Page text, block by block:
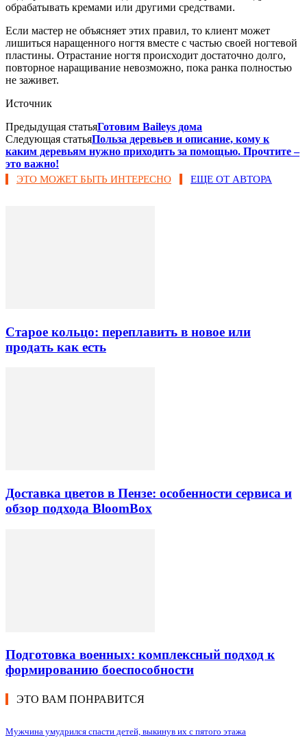
обрабатывать кремами или другими средствами.
Если мастер не объясняет этих правил, то клиент может
лишиться наращенного ногтя вместе с частью своей ногтевой
пластины. Отрастание ногтя происходит достаточно долго,
повторное наращивание невозможно, пока ранка полностью
не заживет.
Источник
Предыдущая статьяГотовим Baileys дома
Следующая статьяПольза деревьев и описание, кому к
каким деревьям нужно приходить за помощью. Прочтите –
это важно!
ЭТО МОЖЕТ БЫТЬ ИНТЕРЕСНО ЕЩЕ ОТ АВТОРА
Старое кольцо: переплавить в новое или
продать как есть
Доставка цветов в Пензе: особенности сервиса и
обзор подхода BloomBox
Подготовка военных: комплексный подход к
формированию боеспособности
ЭТО ВАМ ПОНРАВИТСЯ
Мужчина умудрился спасти детей, выкинув их с пятого этажа